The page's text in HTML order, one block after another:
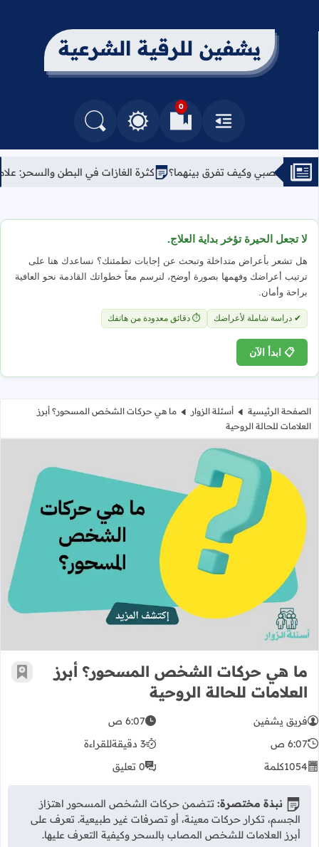
يشفين للرقية الشرعية
القائمة
0
العلامات المرجعيةالتغيير بين الوضع النهاري والداكن
البحث في المدونة
تفرق بينهما؟ كثرة الغازات في البطن والسحر: علامة خفية
لا تجعل الحيرة تؤخر بداية العلاج.
هل تشعر بأعراض متداخلة وتبحث عن إجابات تطمئنك؟ نساعدك هنا على
ترتيب أعراضك وفهمها بصورة أوضح، لنرسم معاً خطواتك القادمة نحو العافية
براحة وأمان.
✔ دراسة شاملة لأعراضك ⏱ دقائق معدودة من هاتفك
📋 ابدأ الآن
الصفحة الرئيسية أسئلة الزوار
ما هي حركات الشخص المسحور؟ أبرز
العلامات للحالة الروحية
ما هي حركات الشخص المسحور؟ أبرز
ما هي حركات الشخص المسحور؟ أبرز
العلامات للحالة الروحية
أضف
فريق يشفين
6:07 ص
6:07 ص
3 دقيقة
للقراءة
1054كلمة 0 تعليق
نبذة مختصرة: تتضمن حركات الشخص المسحور اهتزاز
الجسم، تكرار حركات معينة، أو تصرفات غير طبيعية. تعرف على
أبرز العلامات للشخص المصاب بالسحر وكيفية التعرف عليها.